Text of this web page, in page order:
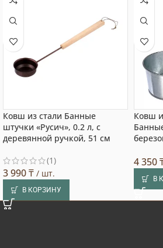
Ковш из стали Банные
штучки «Русич», 0.2 л, с
деревянной ручкой, 51 см
(1)
3 990₸ / шт.
В КОРЗИНУ
Ковш
4 350
В